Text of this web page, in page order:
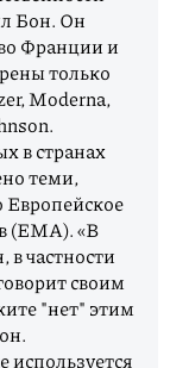
Бон. Он
Франции и
только
Moderna,
в странах
теми,
(ЕМА). «В
частности
своим
"нет" этим
используется